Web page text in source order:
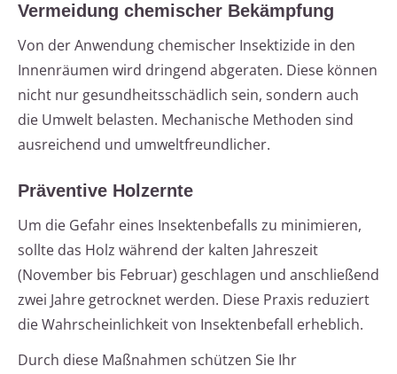
Vermeidung chemischer Bekämpfung
Von der Anwendung chemischer Insektizide in den
Innenräumen wird dringend abgeraten. Diese können
nicht nur gesundheitsschädlich sein, sondern auch
die Umwelt belasten. Mechanische Methoden sind
ausreichend und umweltfreundlicher.
Präventive Holzernte
Um die Gefahr eines Insektenbefalls zu minimieren,
sollte das Holz während der kalten Jahreszeit
(November bis Februar) geschlagen und anschließend
zwei Jahre getrocknet werden. Diese Praxis reduziert
die Wahrscheinlichkeit von Insektenbefall erheblich.
Durch diese Maßnahmen schützen Sie Ihr